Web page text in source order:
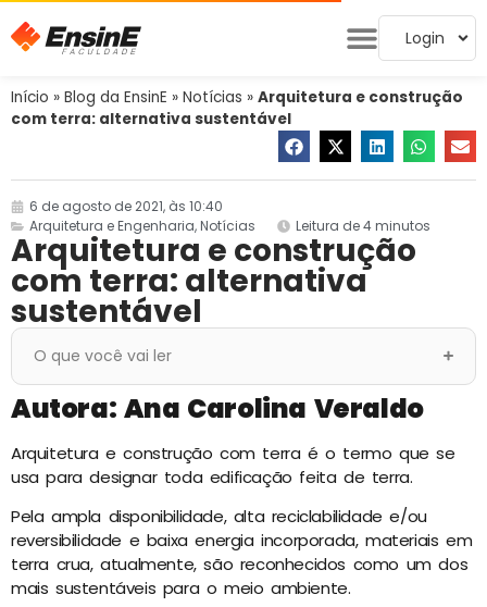
Login
Início » Blog da EnsinE » Notícias » Arquitetura e construção
com terra: alternativa sustentável
6 de agosto de 2021, às 10:40
Arquitetura e Engenharia,Notícias Leitura de 4 minutos
Arquitetura e construção
com terra: alternativa
sustentável
O que você vai ler
Autora: Ana Carolina Veraldo
Arquitetura e construção com terra é o termo que se
usa para designar toda edificação feita de terra.
Pela ampla disponibilidade, alta reciclabilidade e/ou
reversibilidade e baixa energia incorporada, materiais em
terra crua, atualmente, são reconhecidos como um dos
mais sustentáveis para o meio ambiente.